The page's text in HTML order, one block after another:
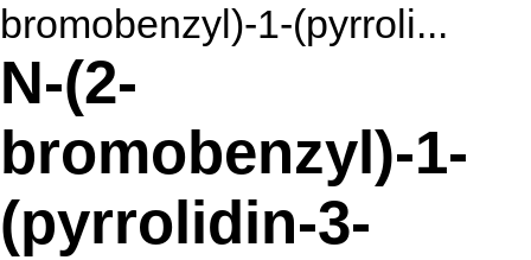
bromobenzyl)-1-(pyrroli...
N-(2-
bromobenzyl)-1-
(pyrrolidin-3-